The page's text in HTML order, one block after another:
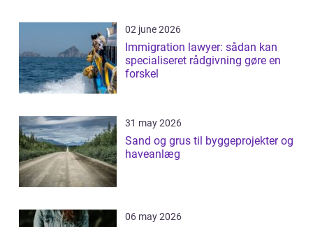
02 june 2026
Immigration lawyer: sådan kan
specialiseret rådgivning gøre en
forskel
31 may 2026
Sand og grus til byggeprojekter og
haveanlæg
06 may 2026